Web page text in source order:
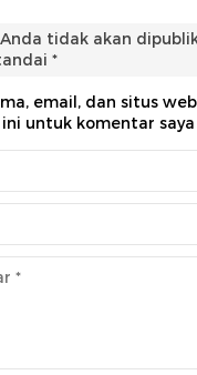
tidak akan
*
email, dan situs
untuk komentar